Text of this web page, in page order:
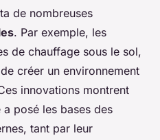
de nombreuses
. Par exemple, les
de chauffage sous le sol,
créer un environnement
innovations montrent
posé les bases des
tant par leur